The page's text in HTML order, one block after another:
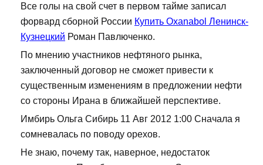
Все голы на свой счет в первом тайме записал
форвард сборной России Купить Oxanabol Ленинск-
Кузнецкий Роман Павлюченко.
По мнению участников нефтяного рынка,
заключенный договор не сможет привести к
существенным изменениям в предложении нефти
со стороны Ирана в ближайшей перспективе.
Имбирь Ольга Сибирь 11 Авг 2012 1:00 Сначала я
сомневалась по поводу орехов.
Не знаю, почему так, наверное, недостаток